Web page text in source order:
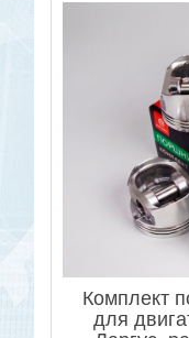
Комплект
для